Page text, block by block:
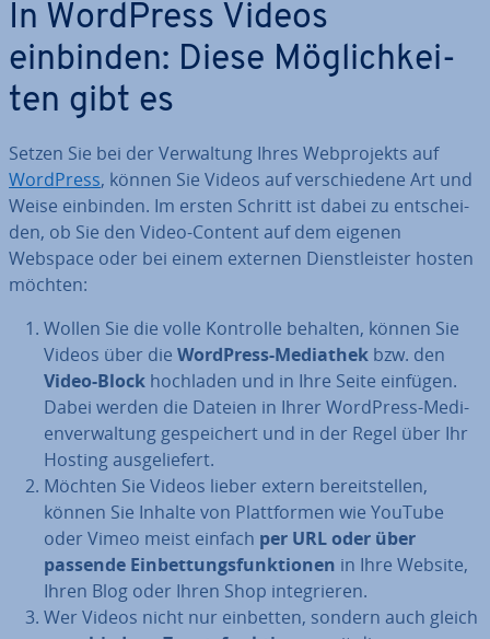
In WordPress Videos
einbinden: Diese Mög­lich­kei­
ten gibt es
Setzen Sie bei der Ver­wal­tung Ihres Web­pro­jekts auf
WordPress, können Sie Videos auf ver­schie­de­ne Art und
Weise einbinden. Im ersten Schritt ist dabei zu ent­schei­
den, ob Sie den Video-Content auf dem eigenen
Webspace oder bei einem externen Dienst­leis­ter hosten
möchten:
Wollen Sie die volle Kontrolle behalten, können Sie
Videos über die WordPress-Mediathek bzw. den
Video-Block hochladen und in Ihre Seite einfügen.
Dabei werden die Dateien in Ihrer WordPress-Me­di­
en­ver­wal­tung ge­spei­chert und in der Regel über Ihr
Hosting aus­ge­lie­fert.
Möchten Sie Videos lieber extern be­reit­stel­len,
können Sie Inhalte von Platt­for­men wie YouTube
oder Vimeo meist einfach per URL oder über
passende Ein­bet­tungs­funk­tio­nen in Ihre Website,
Ihren Blog oder Ihren Shop in­te­grie­ren.
Wer Videos nicht nur einbetten, sondern auch gleich